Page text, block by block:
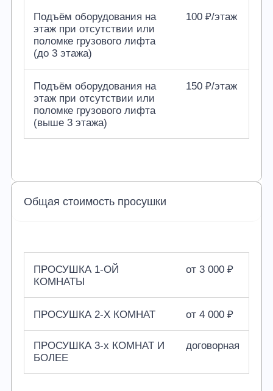
Подъём оборудования на
этаж при отсутствии или
поломке грузового лифта
(до 3 этажа)
100 ₽/этаж
Подъём оборудования на
этаж при отсутствии или
поломке грузового лифта
(выше 3 этажа)
150 ₽/этаж
Общая стоимость просушки
ПРОСУШКА 1-ОЙ
КОМНАТЫ
от 3 000 ₽
ПРОСУШКА 2-Х КОМНАТ от 4 000 ₽
ПРОСУШКА 3-х КОМНАТ И
БОЛЕЕ
договорная